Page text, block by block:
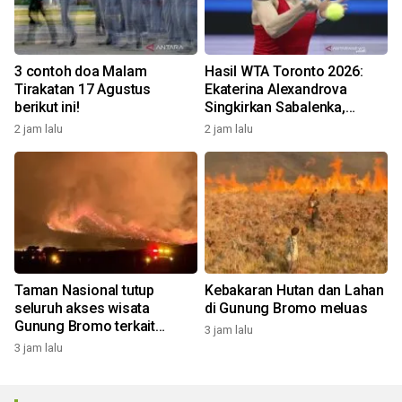
3 contoh doa Malam
Tirakatan 17 Agustus
berikut ini!
2 jam lalu
Hasil WTA Toronto 2026:
Ekaterina Alexandrova
Singkirkan Sabalenka,
Swiatek Segel Tiket
2 jam lalu
Taman Nasional tutup
seluruh akses wisata
Gunung Bromo terkait
kebakaran hutan dan lahan
3 jam lalu
Kebakaran Hutan dan Lahan
di Gunung Bromo meluas
3 jam lalu